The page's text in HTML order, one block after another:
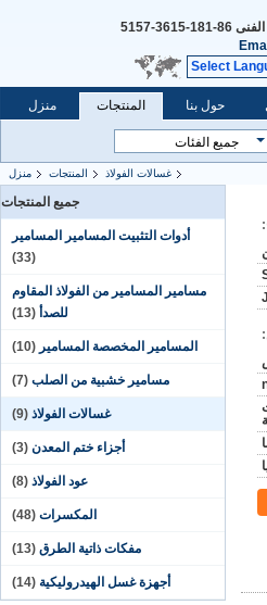
الفنى 86-181-3615-5157
Select
منزل المنتجات حول بنا
منزل المنتجات غسالات الفولاذ
جميع المنتجات
أدوات التثبيت المسامير المسامير
(33)
مسامير المسامير من الفولاذ المقاوم
للصدأ (13)
المسامير المخصصة المسامير (10)
مسامير خشبية من الصلب (7)
غسالات الفولاذ (9)
أجزاء ختم المعدن (3)
عود الفولاذ (8)
المكسرات (48)
مفكات ذاتية الطرق (13)
أجهزة غسل الهيدروليكية (14)